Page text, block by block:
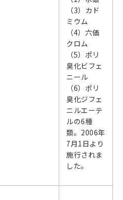
（3）カド
ミウム
（4）六価
クロム
（5）ポリ
臭化ビフェ
ニール
（6）ポリ
臭化ジフェ
ニルエーテ
ルの6種
類。2006年
7月1日より
施行されま
した。